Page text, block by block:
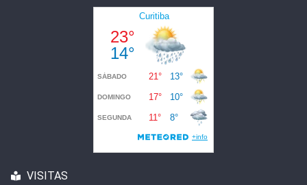
VISITAS